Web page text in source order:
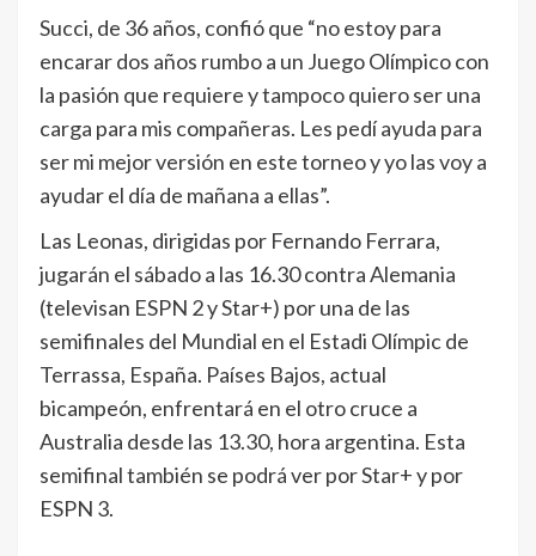
Succi, de 36 años, confió que “no estoy para
encarar dos años rumbo a un Juego Olímpico con
la pasión que requiere y tampoco quiero ser una
carga para mis compañeras. Les pedí ayuda para
ser mi mejor versión en este torneo y yo las voy a
ayudar el día de mañana a ellas”.
Las Leonas, dirigidas por Fernando Ferrara,
jugarán el sábado a las 16.30 contra Alemania
(televisan ESPN 2 y Star+) por una de las
semifinales del Mundial en el Estadi Olímpic de
Terrassa, España. Países Bajos, actual
bicampeón, enfrentará en el otro cruce a
Australia desde las 13.30, hora argentina. Esta
semifinal también se podrá ver por Star+ y por
ESPN 3.